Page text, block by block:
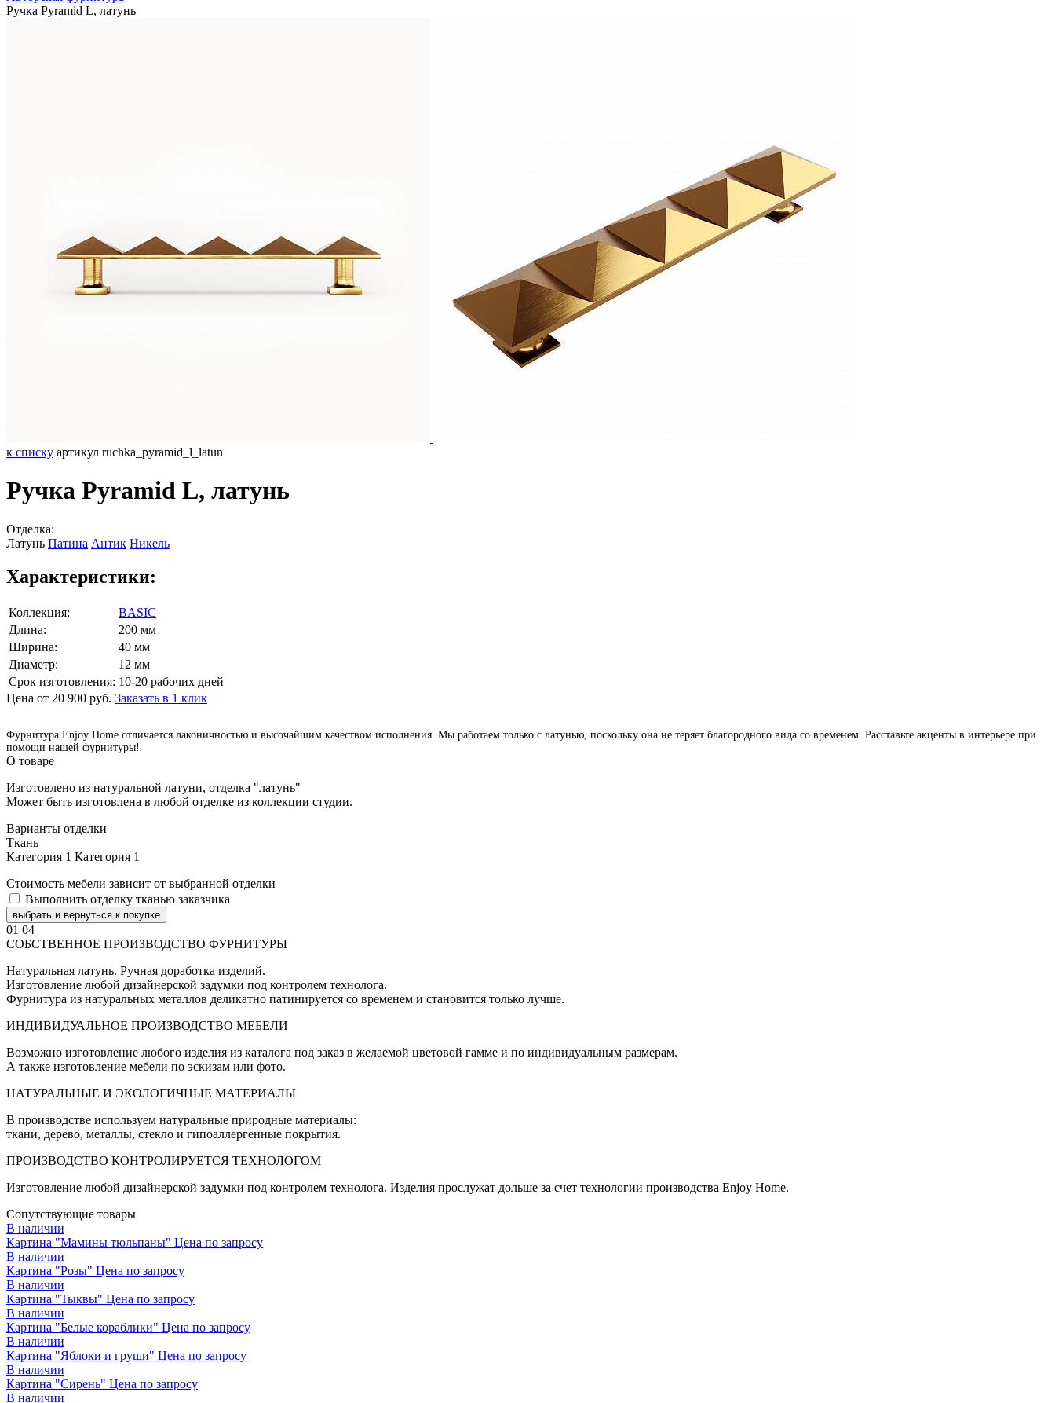
Ручка Pyramid L, латунь
к списку артикул ruchka_pyramid_l_latun
Ручка Pyramid L, латунь
Отделка:
Латунь Патина Антик Никель
Характеристики:
Коллекция:
BASIC
Длина:
200 мм
Ширина:
40 мм
Диаметр:
12 мм
Срок изготовления: 10-20 рабочих дней
Цена от 20 900 руб. Заказать в 1 клик
Фурнитура Enjoy Home отличается лаконичностью и высочайшим качеством исполнения. Мы работаем только с латунью, поскольку она не теряет благородного вида со временем. Расставьте акценты в интерьере при
помощи нашей фурнитуры!
О товаре
Изготовлено из натуральной латуни, отделка "латунь"
Может быть изготовлена в любой отделке из коллекции студии.
Варианты отделки
Ткань
Категория 1 Категория 1
Стоимость мебели зависит от выбранной отделки
Выполнить отделку тканью заказчика
выбрать и вернуться к покупке
01 04
СОБСТВЕННОЕ ПРОИЗВОДСТВО ФУРНИТУРЫ
Натуральная латунь. Ручная доработка изделий.
Изготовление любой дизайнерской задумки под контролем технолога.
Фурнитура из натуральных металлов деликатно патинируется со временем и становится только лучше.
ИНДИВИДУАЛЬНОЕ ПРОИЗВОДСТВО МЕБЕЛИ
Возможно изготовление любого изделия из каталога под заказ в желаемой цветовой гамме и по индивидуальным размерам.
А также изготовление мебели по эскизам или фото.
НАТУРАЛЬНЫЕ И ЭКОЛОГИЧНЫЕ МАТЕРИАЛЫ
В производстве используем натуральные природные материалы:
ткани, дерево, металлы, стекло и гипоаллергенные покрытия.
ПРОИЗВОДСТВО КОНТРОЛИРУЕТСЯ ТЕХНОЛОГОМ
Изготовление любой дизайнерской задумки под контролем технолога. Изделия прослужат дольше за счет технологии производства Enjoy Home.
Сопутствующие товары
В наличии
Картина "Мамины тюльпаны" Цена по запросу
В наличии
Картина "Розы" Цена по запросу
В наличии
Картина "Тыквы" Цена по запросу
В наличии
Картина "Белые кораблики" Цена по запросу
В наличии
Картина "Яблоки и груши" Цена по запросу
В наличии
Картина "Сирень" Цена по запросу
В наличии